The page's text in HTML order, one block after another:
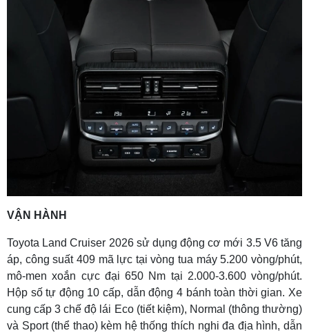
VẬN HÀNH
Toyota Land Cruiser 2026 sử dụng động cơ mới 3.5 V6 tăng
áp, công suất 409 mã lực tại vòng tua máy 5.200 vòng/phút,
mô-men xoắn cực đại 650 Nm tại 2.000-3.600 vòng/phút.
Hộp số tự động 10 cấp, dẫn động 4 bánh toàn thời gian. Xe
cung cấp 3 chế độ lái Eco (tiết kiệm), Normal (thông thường)
và Sport (thể thao) kèm hệ thống thích nghi đa địa hình, dẫn